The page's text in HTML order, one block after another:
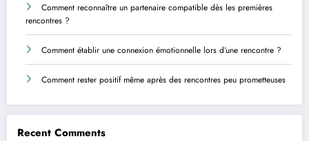
Comment reconnaître un partenaire compatible dès les premières
rencontres ?
Comment établir une connexion émotionnelle lors d’une rencontre ?
Comment rester positif même après des rencontres peu prometteuses
Recent Comments